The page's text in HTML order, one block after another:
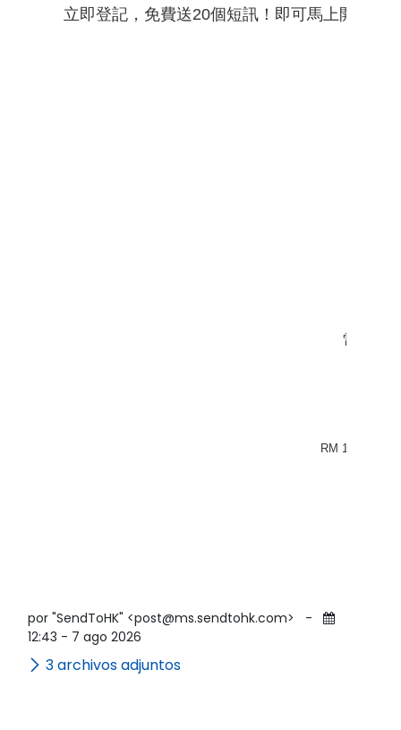
立即登記，免費送20個短訊！即可馬上開始發
電郵地
RM 1303,
por "SendToHK" <post@ms.sendtohk.com>
-
12:43 - 7 ago 2026
3 archivos adjuntos